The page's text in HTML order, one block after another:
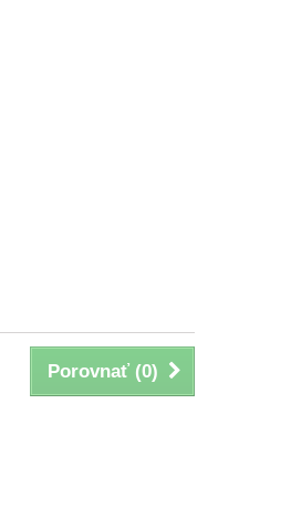
Porovnať (0)